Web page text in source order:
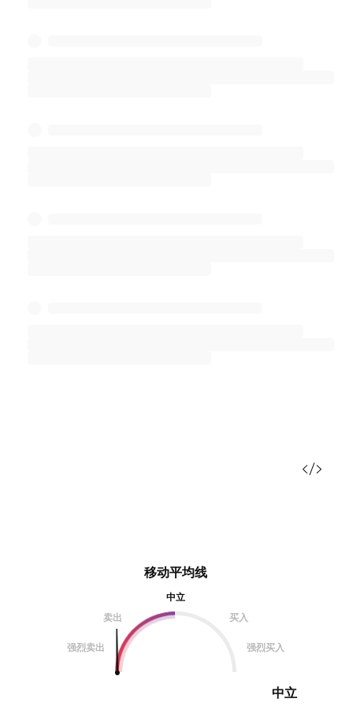
移动平均线
中立
卖出
买入
强烈卖出 强烈买入
中立